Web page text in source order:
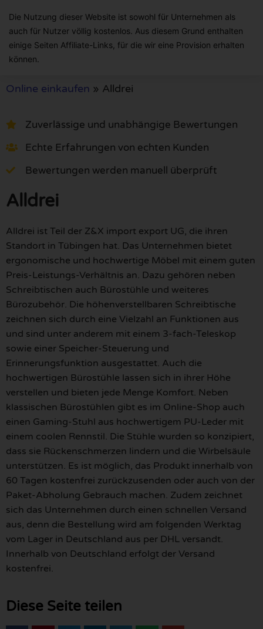
Die Nutzung dieser Website ist sowohl für Unternehmen als
auch für Nutzer völlig kostenlos. Aus diesem Grund enthalten
einige Seiten Affiliate-Links, für die wir eine Provision erhalten
können.
Online einkaufen » Alldrei
Zuverlässige und unabhängige Bewertungen
Echte Erfahrungen von echten Kunden
Bewertungen werden manuell überprüft
Alldrei
Alldrei ist Teil der Z&X import export UG, die ihren
Standort in Tübingen hat. Das Unternehmen bietet
ergonomische und hochwertige Möbel mit einem guten
Preis-Leistungs-Verhältnis an. Dazu gehören neben
Schreibtischen auch Bürostühle und weiteres
Bürozubehör. Die höhenverstellbaren Schreibtische
zeichnen sich durch eine Vielzahl an Funktionen aus
und sind unter anderem mit einem 3-fach-Teleskop
sowie einer Speicher-Steuerung und
Erinnerungsfunktion ausgestattet. Auch die
hochwertigen Bürostühle lassen sich in ihrer Höhe
verstellen und bieten jede Menge Komfort. Neben
klassischen Bürostühlen gibt es im Online-Shop auch
einen Gaming-Stuhl aus hochwertigem PU-Leder mit
einem coolen Rennstil. Die Stühle wurden so konzipiert,
dass sie Rückenschmerzen lindern und die Wirbelsäule
unterstützen. Es ist möglich, das Produkt innerhalb von
60 Tagen kostenfrei zurückzusenden oder auch von der
Paket-Abholung Gebrauch machen. Zudem zeichnet
sich das Unternehmen durch einen schnellen Versand
aus, denn die Bestellung wird am folgenden Werktag
vom Lager in Deutschland aus per DHL versandt.
Innerhalb von Deutschland erfolgt der Versand
kostenfrei.
Diese Seite teilen